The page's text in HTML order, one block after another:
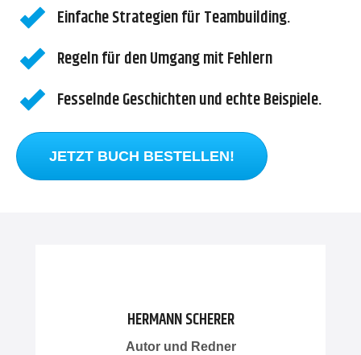
Einfache Strategien für Teambuilding.
Regeln für den Umgang mit Fehlern
Fesselnde Geschichten und echte Beispiele.
JETZT BUCH BESTELLEN!
HERMANN SCHERER
Autor und Redner